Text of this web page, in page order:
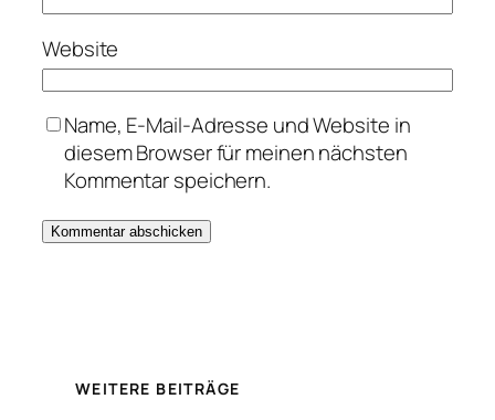
Website
Name, E-Mail-Adresse und Website in
diesem Browser für meinen nächsten
Kommentar speichern.
WEITERE BEITRÄGE